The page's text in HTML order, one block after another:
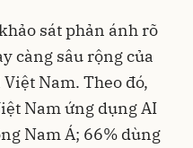
sát phản ánh rõ
càng sâu rộng của
Nam. Theo đó,
Nam ứng dụng AI
Nam Á; 66% dùng